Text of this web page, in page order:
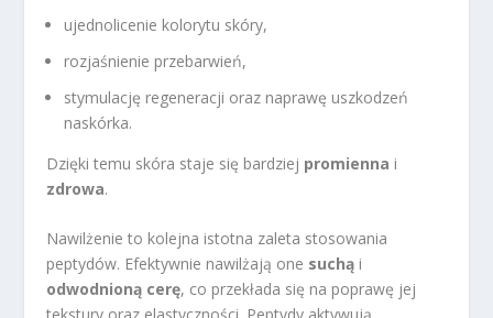
ujednolicenie kolorytu skóry,
rozjaśnienie przebarwień,
stymulację regeneracji oraz naprawę uszkodzeń
naskórka.
Dzięki temu skóra staje się bardziej promienna i
zdrowa.
Nawilżenie to kolejna istotna zaleta stosowania
peptydów. Efektywnie nawilżają one suchą i
odwodnioną cerę, co przekłada się na poprawę jej